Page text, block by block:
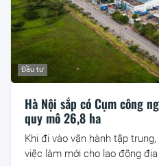
Hà Nội sắp có Cụm công
quy mô 26,8 ha
Đầu tư
Khi đi vào vận hành tập
việc làm mới cho lao động